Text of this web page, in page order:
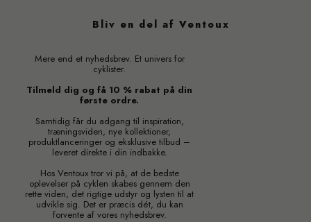
Bliv en del af Ventoux
Mere end et nyhedsbrev. Et univers for
cyklister.
Tilmeld dig og få 10 % rabat på din
første ordre.
Samtidig får du adgang til inspiration,
træningsviden, nye kollektioner,
produktlanceringer og eksklusive tilbud –
leveret direkte i din indbakke.
Hos Ventoux tror vi på, at de bedste
oplevelser på cyklen skabes gennem den
rette viden, det rigtige udstyr og lysten til at
udvikle sig. Det er præcis dét, du kan
forvente af vores nyhedsbrev.